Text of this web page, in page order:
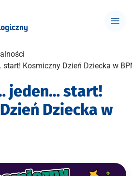
Kosmiczny Dzień Dziecka w
jeden… start!
Dziecka w